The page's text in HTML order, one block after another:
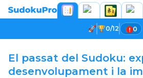
0/12 0
El passat del Sudoku:
desenvolupament i la